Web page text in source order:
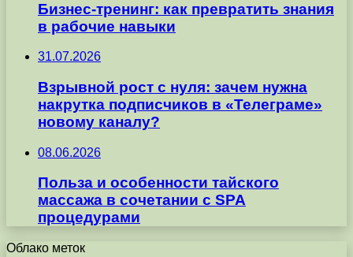
Бизнес-тренинг: как превратить знания
в рабочие навыки
31.07.2026
Взрывной рост с нуля: зачем нужна
накрутка подписчиков в «Телеграме»
новому каналу?
08.06.2026
Польза и особенности тайского
массажа в сочетании с SPA
процедурами
Облако меток